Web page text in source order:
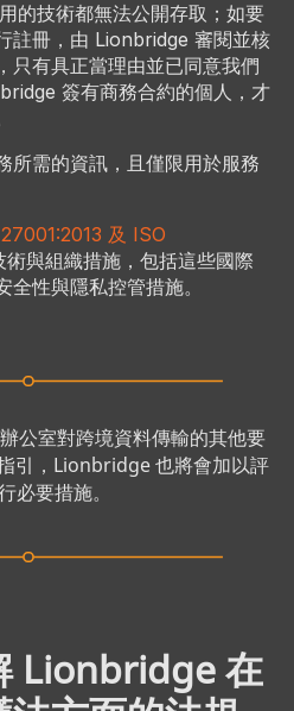
的技術都無法公開存取；如要
註冊，由 Lionbridge 審閱並核
只有具正當理由並已同意我們
簽有商務合約的個人，才
所需的資訊，且僅限用於服務
及 ISO
術與組織措施，包括這些國際
性與隱私控管措施。
公室對跨境資料傳輸的其他要
引，Lionbridge 也將會加以評
必要措施。
Lionbridge 在